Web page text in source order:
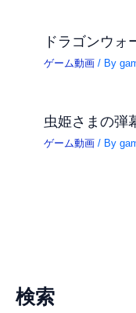
検索
ドラゴンウォ
ゲーム動画 / By
虫姫さまの弾
ゲーム動画 / By